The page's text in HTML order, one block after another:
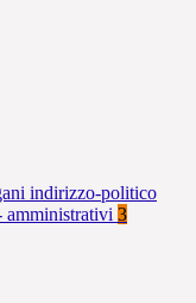
indirizzo-politico
amministrativi 3